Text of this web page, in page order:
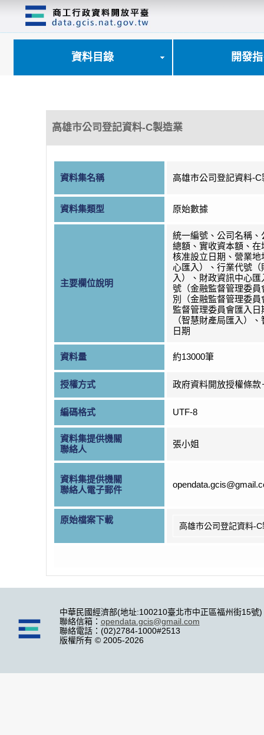
資料目錄 開發
高雄市公司登記資料-C製造業
資料集名稱 高雄市公司登記資料-C
資料集類型 原始數據
主要欄位說明
統一編號、公司名稱、
總額、實收資本額、在
核准設立日期、營業地
心匯入）、行業代號（
入）、財政資訊中心
號（金融監督管理委員
別（金融監督管理委
監督管理委員會匯入日
（智慧財產局匯入）
日期
資料量 約13000筆
授權方式 政府資料開放授權條款
編碼格式 UTF-8
資料集提供機關
聯絡人
張小姐
資料集提供機關
聯絡人電子郵件
原始檔案下載
高雄市公司登記資料-
中華民國經濟部(地址:100210臺北市中正區福州街15號)
聯絡信箱： opendata.gcis@gmail.com
聯絡電話：(02)2784-1000#2513
版權所有 © 2005-2026